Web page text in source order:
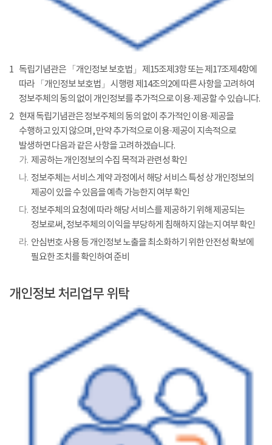
1 독립기념관은 「개인정보 보호법」 제15조제3항 또는 제17조제4항에
따라 「개인정보 보호법」 시행령 제14조의2에 따른 사항을 고려하여
정보주체의 동의 없이 개인정보를 추가적으로 이용·제공할 수 있습니다.
2 현재 독립기념관은 정보주체의 동의 없이 추가적인 이용·제공을
수행하고 있지 않으며, 만약 추가적으로 이용·제공이 지속적으로
발생하면 다음과 같은 사항을 고려하겠습니다.
가. 제공하는 개인정보의 수집 목적과 관련성 확인
나. 정보주체는 서비스 계약 과정에서 해당 서비스 특성 상 개인정보의
제공이 있을 수 있음을 예측 가능한지 여부 확인
다. 정보주체의 요청에 따라 해당 서비스를 제공하기 위해 제공되는
정보로써, 정보주체의 이익을 부당하게 침해하지 않는지 여부 확인
라. 안심번호 사용 등 개인정보 노출을 최소화하기 위한 안전성 확보에
필요한 조치를 확인하여 준비
개인정보 처리업무 위탁